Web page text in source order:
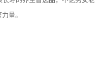
量。